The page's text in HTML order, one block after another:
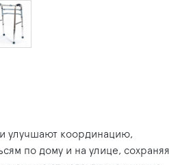
улучшают координацию,
по дому и на улице, сохраняя